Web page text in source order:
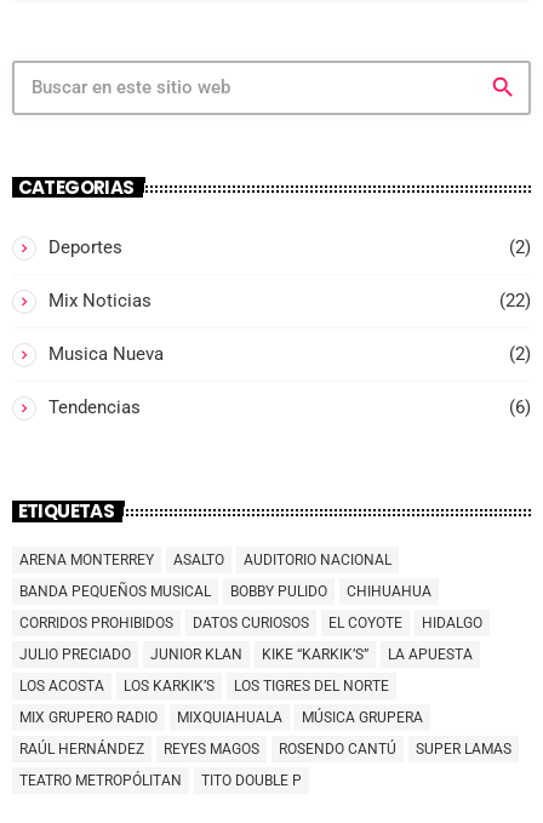
search
CATEGORIAS
Deportes (2)
Mix Noticias (22)
Musica Nueva (2)
Tendencias (6)
ETIQUETAS
ARENA MONTERREY ASALTO
AUDITORIO NACIONAL
BANDA PEQUEÑOS MUSICAL
BOBBY PULIDO
CHIHUAHUA
CORRIDOS PROHIBIDOS
DATOS CURIOSOS EL COYOTE
HIDALGO
JULIO PRECIADO
JUNIOR KLAN KIKE “KARKIK’S”
LA APUESTA
LOS ACOSTA
LOS KARKIK’S
LOS TIGRES DEL NORTE
MIX GRUPERO RADIO
MIXQUIAHUALA
MÚSICA GRUPERA
RAÚL HERNÁNDEZ
REYES MAGOS ROSENDO CANTÚ
SUPER LAMAS
TEATRO METROPÓLITAN
TITO DOUBLE P